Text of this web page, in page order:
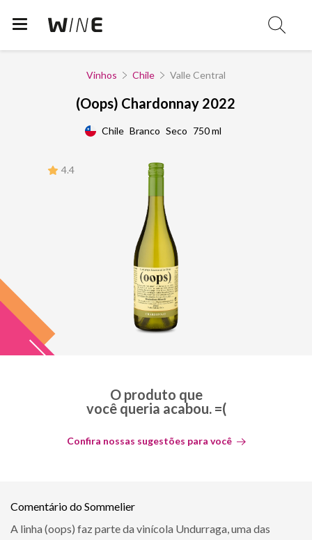
Vinhos Chile Valle Central
(Oops) Chardonnay 2022
Chile Branco Seco 750 ml
4.4
O produto que
você queria acabou. =(
Confira nossas sugestões para você
Comentário do Sommelier
A linha (oops) faz parte da vinícola Undurraga, uma das